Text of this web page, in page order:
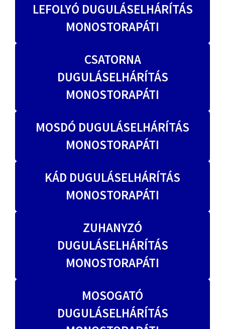
LEFOLYÓ DUGULÁSELHÁRÍTÁS
MONOSTORAPÁTI
CSATORNA
DUGULÁSELHÁRÍTÁS
MONOSTORAPÁTI
MOSDÓ DUGULÁSELHÁRÍTÁS
MONOSTORAPÁTI
KÁD DUGULÁSELHÁRÍTÁS
MONOSTORAPÁTI
ZUHANYZÓ
DUGULÁSELHÁRÍTÁS
MONOSTORAPÁTI
MOSOGATÓ
DUGULÁSELHÁRÍTÁS